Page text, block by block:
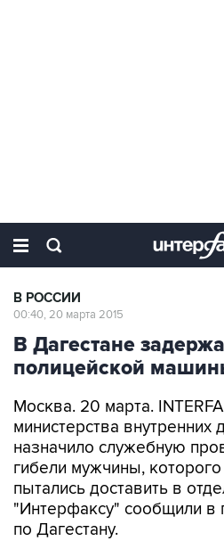
В РОССИИ
00:40, 20 марта 2015
В Дагестане
полицейской
Москва. 20 марта.
министерства внутренних
назначило служебную
гибели мужчины,
пытались доставить в
"Интерфаксу" сообщили
по Дагестану.